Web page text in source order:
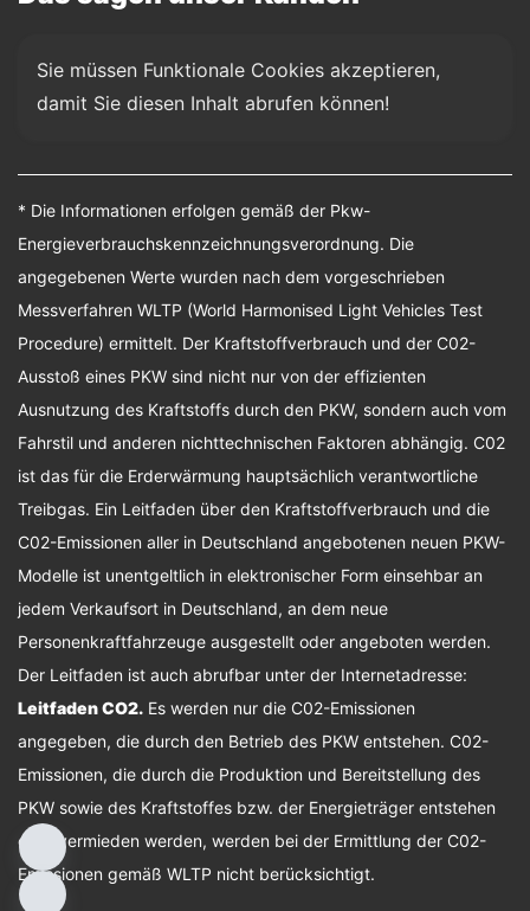
Sie müssen Funktionale Cookies akzeptieren,
damit Sie diesen Inhalt abrufen können!
* Die Informationen erfolgen gemäß der Pkw-
Energieverbrauchskennzeichnungsverordnung. Die
angegebenen Werte wurden nach dem vorgeschrieben
Messverfahren WLTP (World Harmonised Light Vehicles Test
Procedure) ermittelt. Der Kraftstoffverbrauch und der C02-
Ausstoß eines PKW sind nicht nur von der effizienten
Ausnutzung des Kraftstoffs durch den PKW, sondern auch vom
Fahrstil und anderen nichttechnischen Faktoren abhängig. C02
ist das für die Erderwärmung hauptsächlich verantwortliche
Treibgas. Ein Leitfaden über den Kraftstoffverbrauch und die
C02-Emissionen aller in Deutschland angebotenen neuen PKW-
Modelle ist unentgeltlich in elektronischer Form einsehbar an
jedem Verkaufsort in Deutschland, an dem neue
Personenkraftfahrzeuge ausgestellt oder angeboten werden.
Der Leitfaden ist auch abrufbar unter der Internetadresse:
Leitfaden CO2. Es werden nur die C02-Emissionen
angegeben, die durch den Betrieb des PKW entstehen. C02-
Emissionen, die durch die Produktion und Bereitstellung des
PKW sowie des Kraftstoffes bzw. der Energieträger entstehen
oder vermieden werden, werden bei der Ermittlung der C02-
Emissionen gemäß WLTP nicht berücksichtigt.